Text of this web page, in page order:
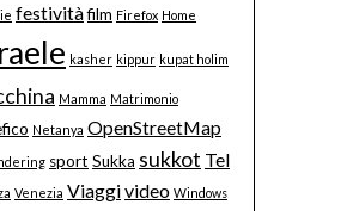
festivitàfilm Firefox Home
kasher kippur kupat holim
Mamma Matrimonio
Netanya OpenStreetMap
sport Sukka sukkot Tel
Venezia Viaggivideo Windows